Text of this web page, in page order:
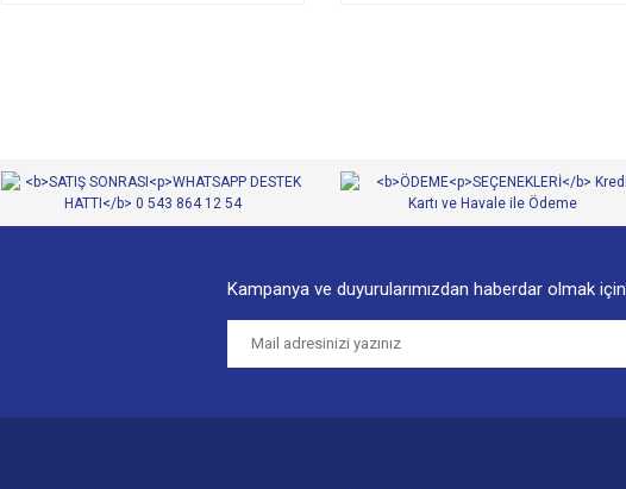
Kampanya ve duyurularımızdan haberdar olmak için